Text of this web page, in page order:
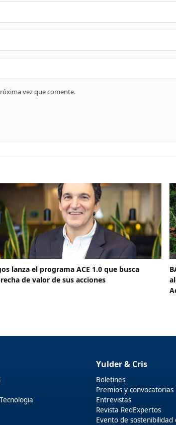
vez que comente.
lanza el programa ACE 1.0 que busca
de valor de sus acciones
Yulder & Cris
Boletines
Premios y convocatorias
Entrevistas
Revista RedExpertos
Evento de sostenibilidad